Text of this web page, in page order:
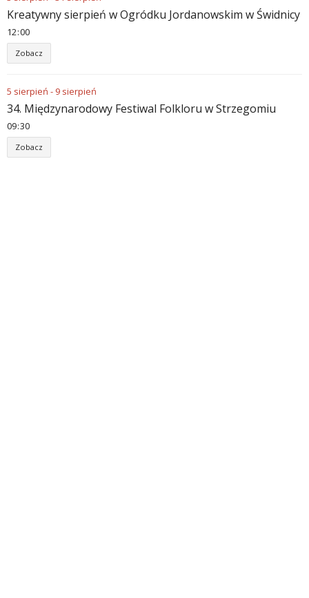
Kreatywny sierpień w Ogródku Jordanowskim w Świdnicy
12:00
Zobacz
5 sierpień - 9 sierpień
34. Międzynarodowy Festiwal Folkloru w Strzegomiu
09:30
Zobacz